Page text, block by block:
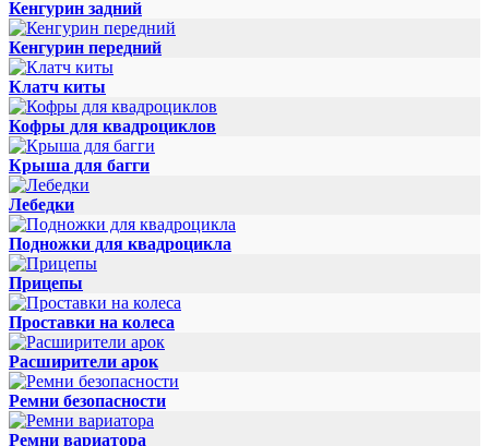
Кенгурин задний
Кенгурин передний
Клатч киты
Кофры для квадроциклов
Крыша для багги
Лебедки
Подножки для квадроцикла
Прицепы
Проставки на колеса
Расширители арок
Ремни безопасности
Ремни вариатора